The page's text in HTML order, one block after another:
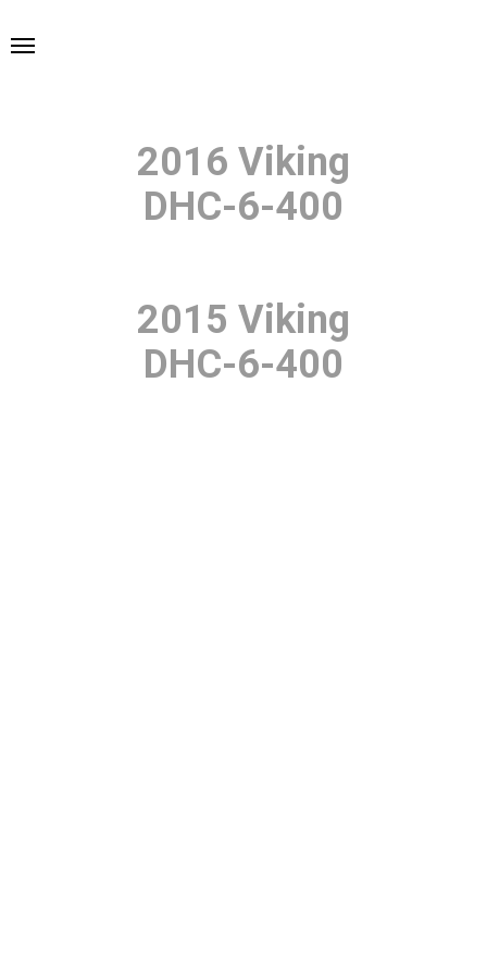
2015 Viking
DHC-6-400
2016 Viking
DHC-6-400